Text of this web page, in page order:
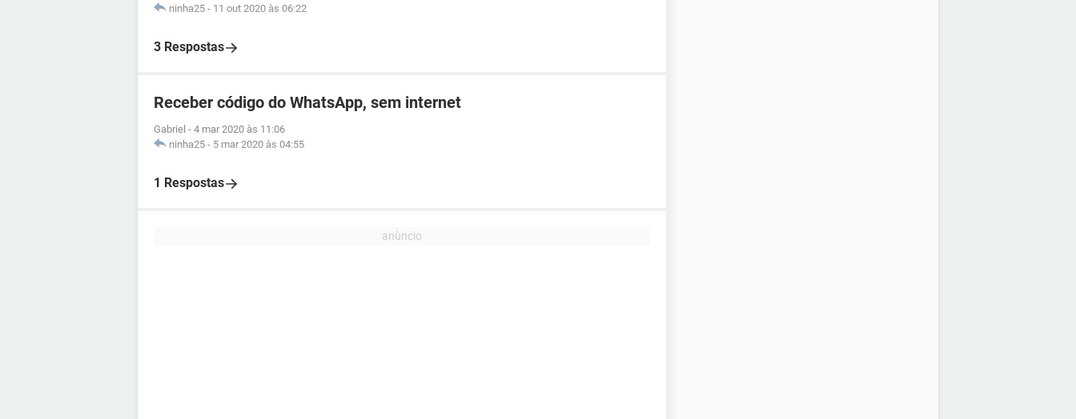
ninha25 - 11 out 2020 às 06:22
3 Respostas
Receber código do WhatsApp, sem internet
Gabriel - 4 mar 2020 às 11:06
ninha25 - 5 mar 2020 às 04:55
1 Respostas